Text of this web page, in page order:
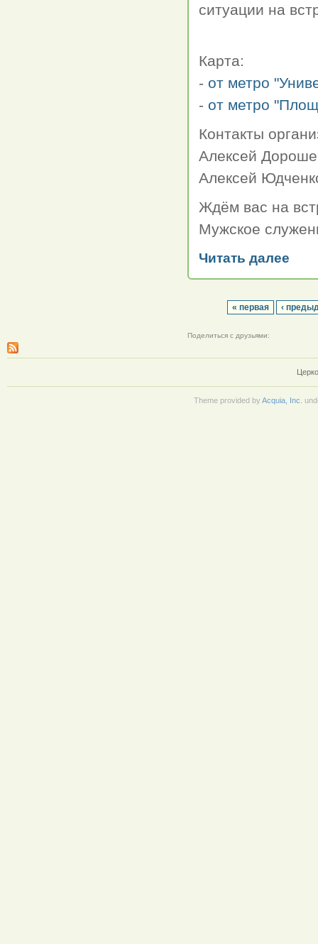
ситуации на
Карта:
- от метро
- от метро
Контакты
Алексей
Алексей
Ждём вас на
Мужское
Читать далее
« первая ‹
Поделиться с друзьями:
Theme provided by Acquia, Inc.